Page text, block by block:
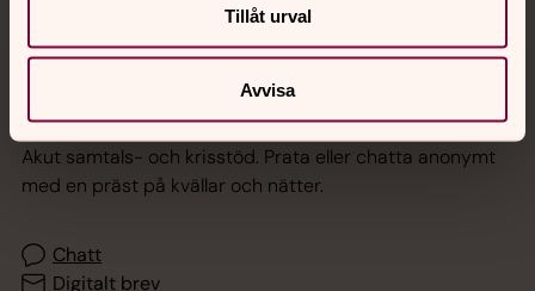
Tillåt urval
Avvisa
Jourhavande präst
Akut samtals- och krisstöd. Prata eller chatta anonymt
med en präst på kvällar och nätter.
Chatt
Digitalt brev